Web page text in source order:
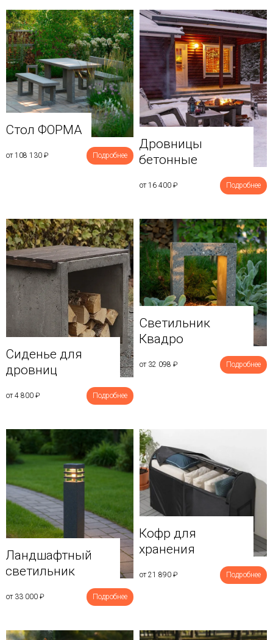
Стол ФОРМА
от 108 130 ₽ Подробнее
Дровницы
бетонные
от 16 400 ₽ Подробнее
Сиденье для
дровниц
от 4 800 ₽ Подробнее
Светильник
Квадро
от 32 098 ₽ Подробнее
Ландшафтный
светильник
от 33 000 ₽ Подробнее
Кофр для
хранения
от 21 890 ₽ Подробнее